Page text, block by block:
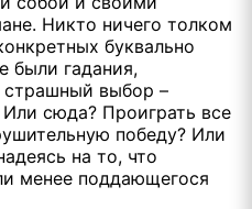
Никто ничего толком
буквально
были гадания,
выбор –
сюда? Проиграть все
победу? Или
на то, что
менее поддающегося